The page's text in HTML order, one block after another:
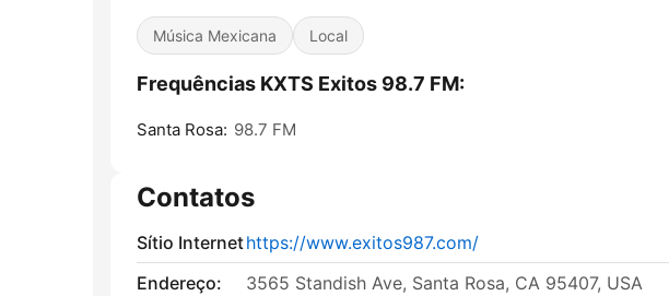
Música Mexicana Local
Frequências KXTS Exitos 98.7 FM:
Santa Rosa: 98.7 FM
Contatos
Sítio Internethttps://www.exitos987.com/
Endereço:
3565 Standish Ave, Santa Rosa, CA 95407, USA